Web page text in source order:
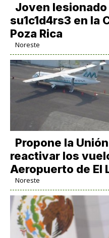
Joven
su1c1d4rs3 en la
Poza Rica
Noreste
Propone la
reactivar los
Aeropuerto de El
Noreste